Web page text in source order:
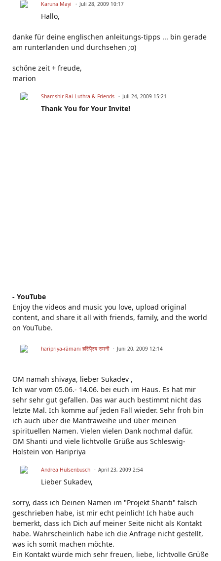
Karuna Mayi Juli 28, 2009 10:17
Hallo,
danke für deine englischen anleitungs-tipps ... bin gerade
am runterlanden und durchsehen ;o)
schöne zeit + freude,
marion
Shamshir Rai Luthra & Friends Juli 24, 2009 15:21
Thank You for Your Invite!
- YouTube
Enjoy the videos and music you love, upload original
content, and share it all with friends, family, and the world
on YouTube.
haripriya-rāmani हरिप्रिय रामनी Juni 20, 2009 12:14
OM namah shivaya, lieber Sukadev ,
Ich war vom 05.06.- 14.06. bei euch im Haus. Es hat mir
sehr sehr gut gefallen. Das war auch bestimmt nicht das
letzte Mal. Ich komme auf jeden Fall wieder. Sehr froh bin
ich auch über die Mantraweihe und über meinen
spirituellen Namen. Vielen vielen Dank nochmal dafür.
OM Shanti und viele lichtvolle Grüße aus Schleswig-
Holstein von Haripriya
Andrea Hülsenbusch April 23, 2009 2:54
Lieber Sukadev,
sorry, dass ich Deinen Namen im "Projekt Shanti" falsch
geschrieben habe, ist mir echt peinlich! Ich habe auch
bemerkt, dass ich Dich auf meiner Seite nicht als Kontakt
habe. Wahrscheinlich habe ich die Anfrage nicht gestellt,
was ich somit machen möchte.
Ein Kontakt würde mich sehr freuen, liebe, lichtvolle Grüße